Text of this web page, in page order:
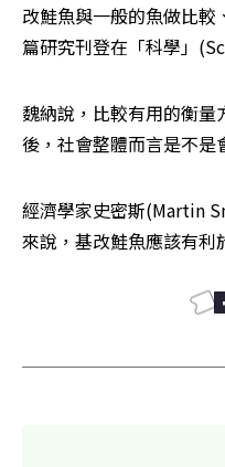
改鮭魚與一般的魚做比
篇研究刊登在「科學」
魏納說，比較有用的衡
後，社會整體而言是不是
經濟學家史密斯(Martin
來說，基改鮭魚應該有利